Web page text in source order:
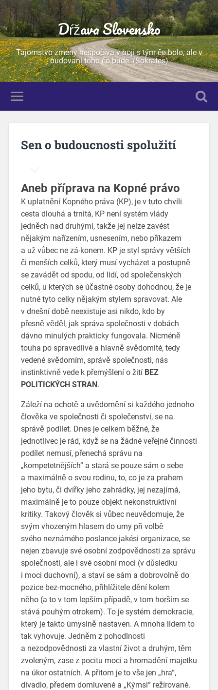
Dŕžava Slovensko
Tajomstvo zmeny nespočíva v boji s tým čo bolo, ale v
budovaní toho čo bude. (Sokrates)
Sen o budoucnosti spolužití
Aneb příprava na Kopné právo
K uplatnění Kopného práva (KP), je v tuto chvíli
cesta dlouhá a trnitá, KP není systém vlády
jedněch nad druhými, takže jej nelze zavést
nějakým nařízením, usnesením, nebo příkazem
a už vůbec ne zá-konem. KP je styl správy větších
či menších celků, který musí vycházet a postupně
se zavádět od spodu, od lidí, od společenských
celků, u kterých se účastné osoby dohodnou, že je
nutné tyto celky nějakým stylem spravovat. Ale
v dnešní době neexistuje asi nikdo, kdo by
přesně věděl, jak správa společnosti v dobách
dávno minulých prakticky fungovala. Nicméně
touha po spravedlivé a hlavně svědomité, tedy
vedené svědomím, správě společnosti, nás
instinktivně vede k přemýšlení o žití BEZ
POLITICKÝCH STRAN.
Záleží na ochotě a uvědomění si každého jednoho
člověka ve společnosti či společenství, se na
správě podílet. Dnes je celkem běžné, že
jednotlivec je rád, když se na žádné veřejné činnosti
podílet nemusí, přenechá správu na
„kompetetnějších“ a stará se pouze sám o sebe
a maximálně o svou rodinu, to, co je za prahem
jeho bytu, či dvířky jeho zahrádky, jej nezajímá,
maximálně je to pouze objekt nekonstruktivní
kritiky. Takový člověk si vůbec neuvědomuje, že
svým vhozeným hlasem do urny při volbě
svého neznámého poslance jakési organizace, se
nejen zbavuje své osobní zodpovědnosti za správu
společnosti, ale i své osobní moci (v důsledku
i moci duchovní), a staví se sám a dobrovolně do
pozice bez-mocného, přihlížitele dění kolem
něho (a to v tom lepším případě, v tom horším se
stává pouhým otrokem). To je systém demokracie,
který je takto úmyslně nastaven. A mnoha lidem to
tak vyhovuje. Jedněm z pohodlnosti
a nezodpovědnosti za vlastní život a druhým, těm
zvoleným, zase z pocitu moci a hromadění majetku
na úkor ostatních. A přitom je to vše jen „hra“,
divadlo, předem domluvené a „Kýmsi“ režírované.